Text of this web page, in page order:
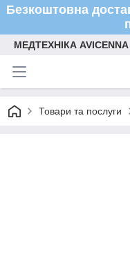
Безкоштовна
МЕДТЕХНІКА AVICENNA
Товари та послуги